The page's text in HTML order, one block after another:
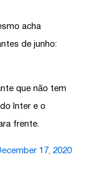
acha
de junho:
que não tem
Inter e o
frente.
17, 2020